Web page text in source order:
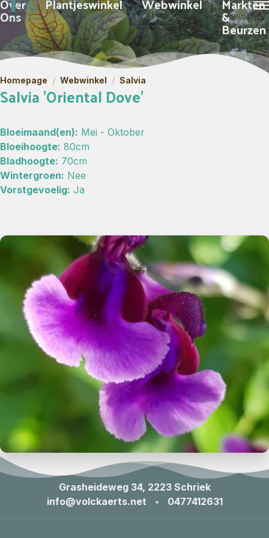
Ons &
Beurzen
Homepage / Webwinkel / Salvia
Salvia 'Oriental Dove'
Bloeimaand(en): Mei - Oktober
Bloeihoogte: 80cm
Bladhoogte: 70cm
Wintergroen: Nee
Vorstgevoelig: Ja
Grasheideweg 34, 2223 Schriek
info@volckaerts.net
• 0477412631